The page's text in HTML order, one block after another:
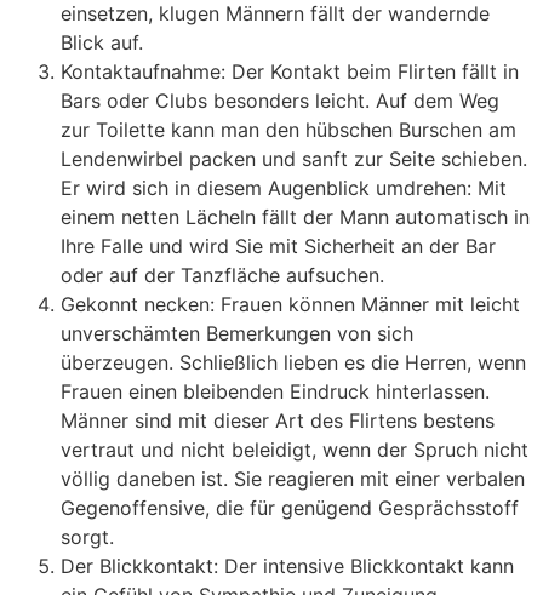
einsetzen, klugen Männern fällt der wandernde
Blick auf.
Kontaktaufnahme: Der Kontakt beim Flirten fällt in
Bars oder Clubs besonders leicht. Auf dem Weg
zur Toilette kann man den hübschen Burschen am
Lendenwirbel packen und sanft zur Seite schieben.
Er wird sich in diesem Augenblick umdrehen: Mit
einem netten Lächeln fällt der Mann automatisch in
Ihre Falle und wird Sie mit Sicherheit an der Bar
oder auf der Tanzfläche aufsuchen.
Gekonnt necken: Frauen können Männer mit leicht
unverschämten Bemerkungen von sich
überzeugen. Schließlich lieben es die Herren, wenn
Frauen einen bleibenden Eindruck hinterlassen.
Männer sind mit dieser Art des Flirtens bestens
vertraut und nicht beleidigt, wenn der Spruch nicht
völlig daneben ist. Sie reagieren mit einer verbalen
Gegenoffensive, die für genügend Gesprächsstoff
sorgt.
Der Blickkontakt: Der intensive Blickkontakt kann